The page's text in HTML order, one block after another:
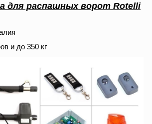
для распашных ворот Rotelli
и до 350 кг